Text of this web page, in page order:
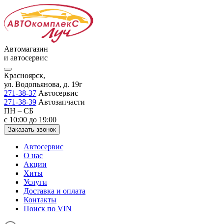
Автомагазин
и автосервис
Красноярск,
ул. Водопьянова, д. 19г
271-38-37 Автосервис
271-38-39 Автозапчасти
ПН – СБ
с 10:00 до 19:00
Заказать звонок
Автосервис
О нас
Акции
Хиты
Услуги
Доставка и оплата
Контакты
Поиск по VIN